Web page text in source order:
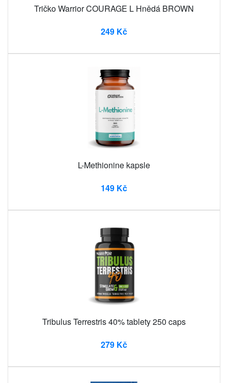
Tričko Warrior COURAGE L Hnědá BROWN
249 Kč
L-Methionine kapsle
149 Kč
Tribulus Terrestris 40% tablety 250 caps
279 Kč